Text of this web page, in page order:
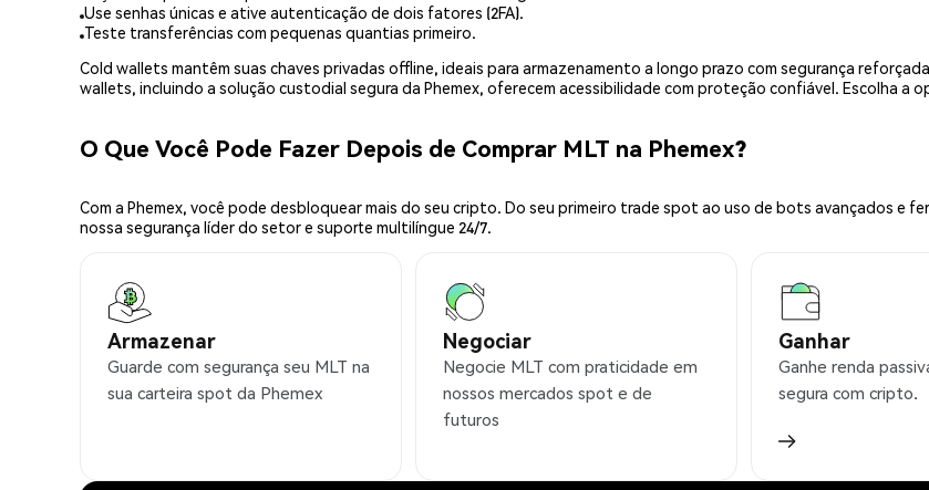
Use senhas únicas e ative autenticação de dois fatores (2FA).
Teste transferências com pequenas quantias primeiro.
Cold wallets mantêm suas chaves privadas offline, ideais para armazenamento a longo prazo com segurança
wallets, incluindo a solução custodial segura da Phemex, oferecem acessibilidade com proteção confiável. Escolha a
O Que Você Pode Fazer Depois de Comprar MLT na Phemex?
Com a Phemex, você pode desbloquear mais do seu cripto. Do seu primeiro trade spot ao uso de bots avançados e
nossa segurança líder do setor e suporte multilíngue 24/7.
Armazenar
Guarde com segurança seu MLT na
sua carteira spot da Phemex
Negociar
Negocie MLT com praticidade em
nossos mercados spot e de
futuros
Ganhar
Ganhe renda
segura com cripto.